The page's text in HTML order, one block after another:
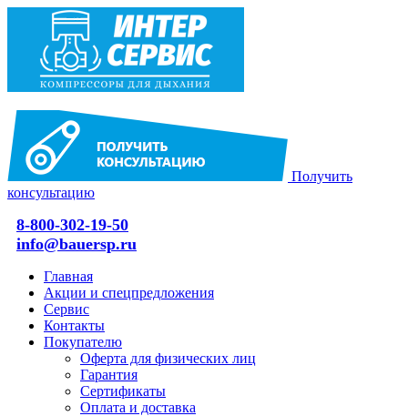
Получить
консультацию
8-800-302-19-50
info@bauersp.ru
Главная
Акции и спецпредложения
Сервис
Контакты
Покупателю
Оферта для физических лиц
Гарантия
Сертификаты
Оплата и доставка